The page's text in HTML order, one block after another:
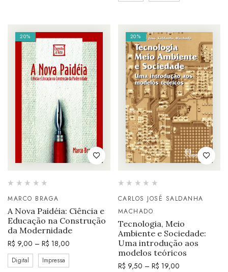
20%
MARCO BRAGA
A Nova Paidéia: Ciência e
Educação na Construção
da Modernidade
R$ 9,00 – R$ 18,00
Digital Impressa
20%
CARLOS JOSÉ SALDANHA
MACHADO
Tecnologia, Meio
Ambiente e Sociedade:
Uma introdução aos
modelos teóricos
R$ 9,50 – R$ 19,00